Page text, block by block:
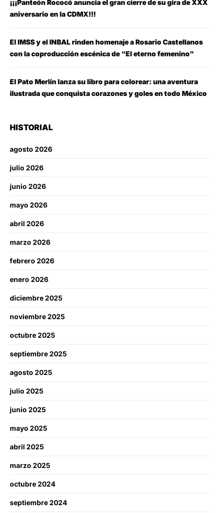
¡¡¡Panteón Rococó anuncia el gran cierre de su gira de XXX
aniversario en la CDMX!!!
El IMSS y el INBAL rinden homenaje a Rosario Castellanos
con la coproducción escénica de “El eterno femenino”
El Pato Merlín lanza su libro para colorear: una aventura
ilustrada que conquista corazones y goles en todo México
HISTORIAL
agosto 2026
julio 2026
junio 2026
mayo 2026
abril 2026
marzo 2026
febrero 2026
enero 2026
diciembre 2025
noviembre 2025
octubre 2025
septiembre 2025
agosto 2025
julio 2025
junio 2025
mayo 2025
abril 2025
marzo 2025
octubre 2024
septiembre 2024